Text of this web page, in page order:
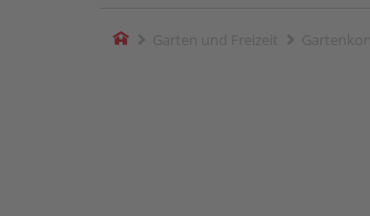
Home